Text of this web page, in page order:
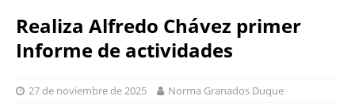
Realiza Alfredo Chávez primer
Informe de actividades
27 de noviembre de 2025 Norma Granados Duque